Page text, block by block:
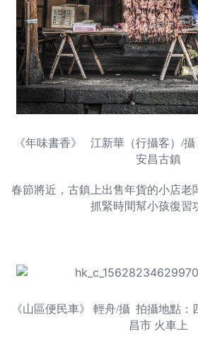
《年味書香》 江新華（行攝客）/
安昌古鎮
春節將近，古鎮上出售年貨的小店老
抓緊時間幫小孩復習
《山區便民車》 輕舟/攝 拍攝地點
昌市 火車上